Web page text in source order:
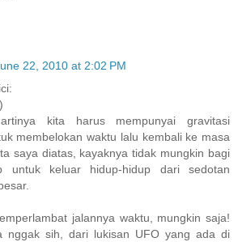
22, 2010 at 2:02 PM
kita harus mempunyai gravitasi
membelokan waktu lalu kembali ke masa
saya diatas, kayaknya tidak mungkin bagi
untuk keluar hidup-hidup dari sedotan
jalannya waktu, mungkin saja!
nggak sih, dari lukisan UFO yang ada di